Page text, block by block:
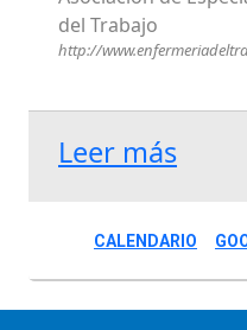
del Trabajo
http://
Leer más
CALENDARIO